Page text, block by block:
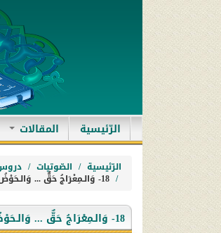
الرّئيسية(current) المقالات
الرّئيسية الصّوتيات
18- وَالـمِعْرَاجُ حَقٌّ ... وَالـحَوْضُ الَّذِي أَكْرَمَهُ اللهُ تَعَالَى بِهِ غِيَاثًا لأُمَّتِهِ حَقٌّ.
18- وَالـمِعْرَاجُ حَقٌّ ... وَالـحَوْضُ الَّذِي أَكْرَمَهُ اللهُ تَعَالَى بِهِ غِيَاثًا لأُمَّتِهِ حَقٌّ.